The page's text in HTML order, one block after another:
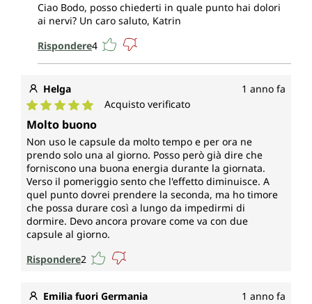
Ciao Bodo, posso chiederti in quale punto hai dolori
ai nervi? Un caro saluto, Katrin
Rispondere4
Helga 1 anno fa
Valutazione media di 5 su 5 stelle
Acquisto verificato
Molto buono
Non uso le capsule da molto tempo e per ora ne
prendo solo una al giorno. Posso però già dire che
forniscono una buona energia durante la giornata.
Verso il pomeriggio sento che l'effetto diminuisce. A
quel punto dovrei prendere la seconda, ma ho timore
che possa durare così a lungo da impedirmi di
dormire. Devo ancora provare come va con due
capsule al giorno.
Rispondere2
Emilia fuori Germania 1 anno fa